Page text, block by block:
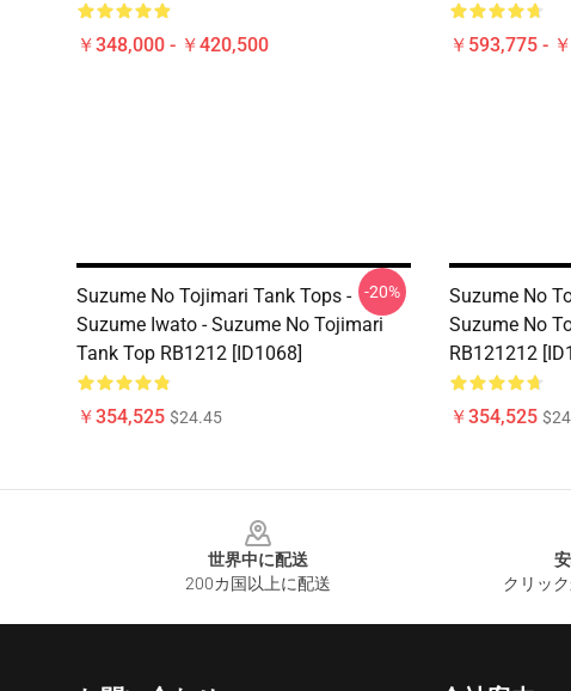
￥348,000 - ￥420,500 ￥593,775 -
Suzume No Tojimari Tank Tops -
Suzume Iwato - Suzume No Tojimari
Tank Top RB1212 [ID1068]
￥354,525 $24.45
-20%
Suzume No
Suzume No
RB121212
￥354,525
世界中に配送
200カ国以上に配送
クリッ